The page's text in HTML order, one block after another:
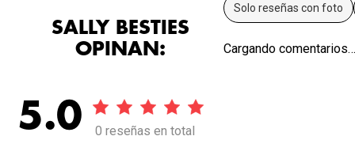
SALLY BESTIES
OPINAN:
5.0 0 reseñas en total
Solo reseñas con foto
Cargando